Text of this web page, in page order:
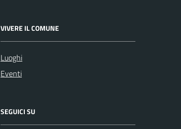
VIVERE IL COMUNE
Luoghi
Eventi
SEGUICI SU